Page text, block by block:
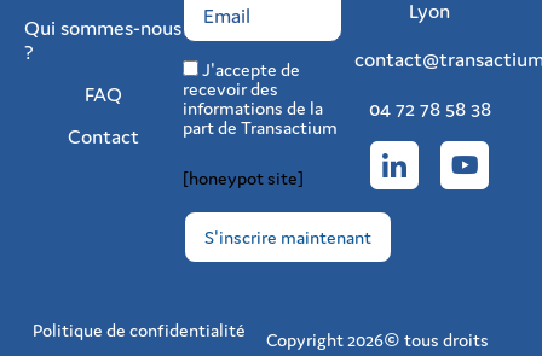
Qui sommes-nous
?
FAQ
Contact
J'accepte de
recevoir des
informations de la
part de Transactium
[honeypot site]
Lyon
04 72 78 58 38
Copyright 2026© tous droits
Politique de confidentialité